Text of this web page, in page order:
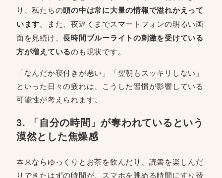
り、私たちの頭の中は常に大量の情報で溢れかえって
います。また、夜遅くまでスマートフォンの明るい画
面を見続け、長時間ブルーライトの刺激を受けている
方が増えているのも現状です。
「なんだか寝付きが悪い」「翌朝もスッキリしない」
といった日々の疲れは、こうした習慣が影響している
可能性が考えられます。
3. 「自分の時間」が奪われているという
漠然とした焦燥感
本来ならゆっくりとお茶を飲んだり、読書を楽しんだ
りできたはずの時間が、スマホを眺める時間にすり替